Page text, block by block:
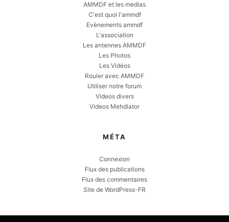
AMMDF et les medias
C'est quoi l'ammdf
Evènements ammdf
L'association
Les antennes AMMDF
Les Photos
Les Vidéos
Rouler avec AMMDF
Utiliser notre forum
Videos divers
Videos Mehdiator
MÉTA
Connexion
Flux des publications
Flux des commentaires
Site de WordPress-FR